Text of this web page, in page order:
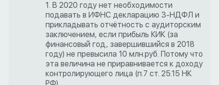
1. В 2020 году нет необходимости
подавать в ИФНС декларацию 3-НДФЛ и
прикладывать отчётность с аудиторским
заключением, если прибыль КИК (за
финансовый год, завершившийся в 2018
году) не превысила 10 млн.руб. Потому что
эта величина не приравнивается к доходу
контролирующего лица (п.7 ст. 25.15 НК